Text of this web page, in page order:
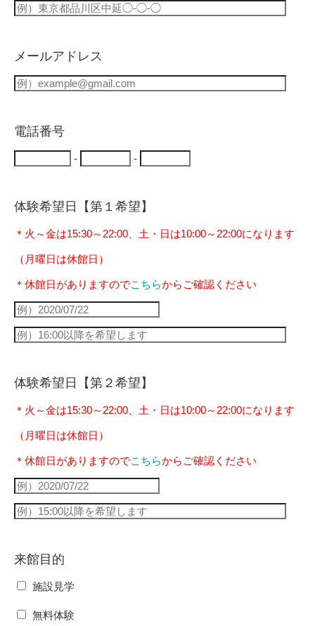
メールアドレス
電話番号
- -
体験希望日【第１希望】
＊火～金は15:30～22:00、土・日は10:00～22:00になります
（月曜日は休館日）
＊休館日がありますのでこちらからご確認ください
体験希望日【第２希望】
＊火～金は15:30～22:00、土・日は10:00～22:00になります
（月曜日は休館日）
＊休館日がありますのでこちらからご確認ください
来館目的
施設見学
無料体験